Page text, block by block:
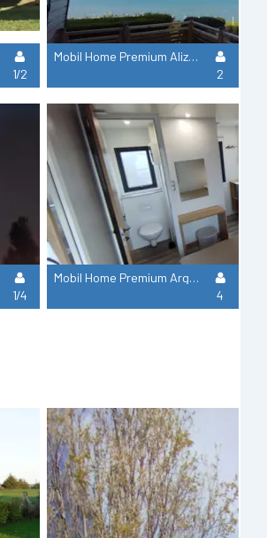
1/2
Mobil Home Premium Alizé 22M²
2
1/4
Mobil Home Premium Argoat 32M²
4